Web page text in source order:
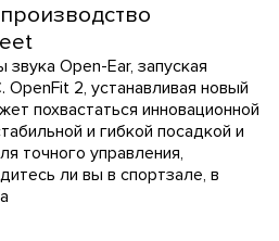
Open-Ear, запуская
2, устанавливая новый
похвастаться инновационной
и гибкой посадкой и
точного управления,
ли вы в спортзале, в